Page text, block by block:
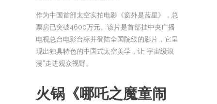
作为中国首部太空实拍电影《窗外是蓝星》，总
票房已突破4600万元。该片是首部挂中央广播
电视总台电影台标并登陆全国院线的影片，它呈
现出独具特色的中国式太空美学，让“宇宙级浪
漫”走进观众视野。
火锅 《哪吒之魔童闹